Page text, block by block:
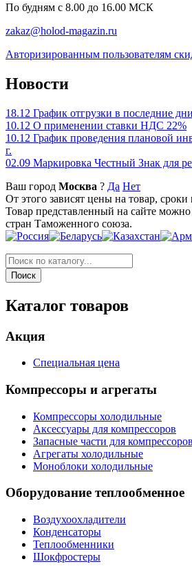
По будням c 8.00 до 16.00 МСК
zakaz@holod-magazin.ru
Авторизированным пользователям
Новости
18.12 График отгрузки в последние
10.12 О применении ставки НДС 22%
10.12 График проведения плановой
г.
02.09 Маркировка Честный Знак для
Ваш город Москва ? Да Нет
От этого зависят цены на товар, сроки
Товар представленный на сайте
стран Таможенного союза.
Каталог товаров
Акция
Специальная цена
Компрессоры и агрегаты
Компрессоры холодильные
Аксессуары для компрессоров
Запасные части для компрессоров
Агрегаты холодильные
Моноблоки холодильные
Оборудование теплообменное
Воздухоохладители
Конденсаторы
Теплообменники
Шокфростеры